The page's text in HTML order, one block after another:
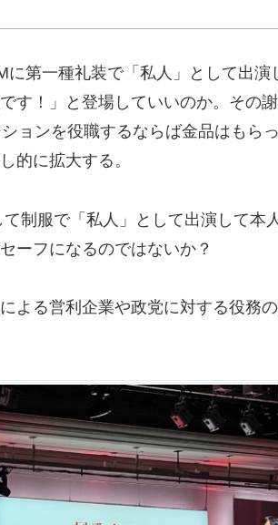
第一種礼装で「私人」として出演
す！」と登場していいのか。その
ョンを役職するならば金品はもら
的に拡大する。
制服で「私人」として出演して本
ーフになるのではないか？
よる営利企業や政党に対する役務